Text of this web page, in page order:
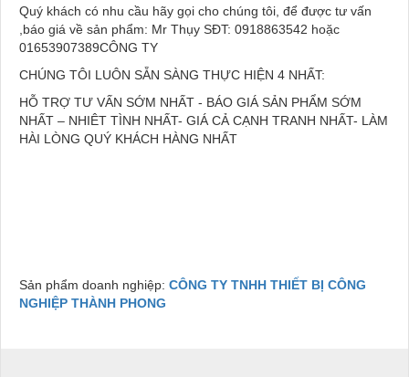
Quý khách có nhu cầu hãy gọi cho chúng tôi, để được tư vấn
,báo giá về sản phẩm: Mr Thụy SĐT: 0918863542 hoặc
01653907389CÔNG TY
CHÚNG TÔI LUÔN SẴN SÀNG THỰC HIỆN 4 NHẤT:
HỖ TRỢ TƯ VẤN SỚM NHẤT - BÁO GIÁ SẢN PHẨM SỚM
NHẤT – NHIÊT TÌNH NHẤT- GIÁ CẢ CẠNH TRANH NHẤT- LÀM
HÀI LÒNG QUÝ KHÁCH HÀNG NHẤT
Sản phẩm doanh nghiệp: CÔNG TY TNHH THIẾT BỊ CÔNG
NGHIỆP THÀNH PHONG